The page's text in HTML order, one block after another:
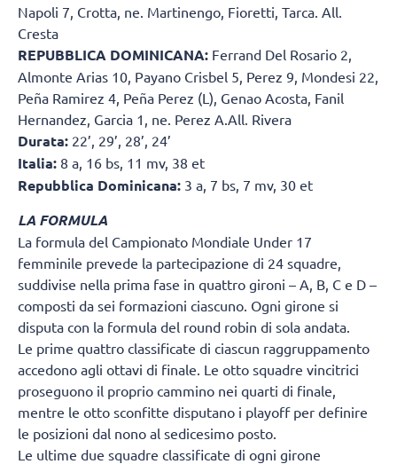
Napoli 7, Crotta, ne. Martinengo, Fioretti, Tarca. All.
Cresta
REPUBBLICA DOMINICANA: Ferrand Del Rosario 2,
Almonte Arias 10, Payano Crisbel 5, Perez 9, Mondesi 22,
Peña Ramirez 4, Peña Perez (L), Genao Acosta, Fanil
Hernandez, Garcia 1, ne. Perez A.All. Rivera
Durata: 22’, 29’, 28’, 24’
Italia: 8 a, 16 bs, 11 mv, 38 et
Repubblica Dominicana: 3 a, 7 bs, 7 mv, 30 et
LA FORMULA
La formula del Campionato Mondiale Under 17
femminile prevede la partecipazione di 24 squadre,
suddivise nella prima fase in quattro gironi – A, B, C e D –
composti da sei formazioni ciascuno. Ogni girone si
disputa con la formula del round robin di sola andata.
Le prime quattro classificate di ciascun raggruppamento
accedono agli ottavi di finale. Le otto squadre vincitrici
proseguono il proprio cammino nei quarti di finale,
mentre le otto sconfitte disputano i playoff per definire
le posizioni dal nono al sedicesimo posto.
Le ultime due squadre classificate di ogni girone